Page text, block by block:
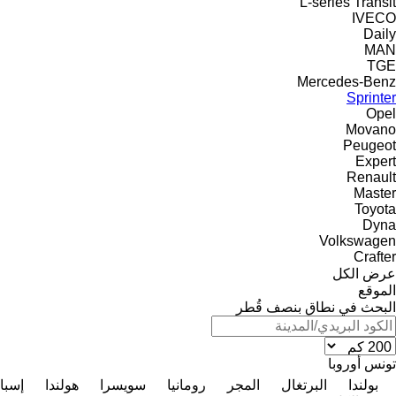
IVECO
Daily
MAN
TGE
Mercedes-Benz
Sprinter
Opel
Movano
Peugeot
Expert
Renault
Master
Toyota
Dyna
Volkswagen
Crafter
عرض الكل
الموقع
البحث في نطاق بنصف قُطر
تونس أوروبا
بولندا
البرتغال المجر رومانيا سويسرا هولندا